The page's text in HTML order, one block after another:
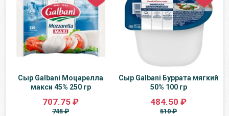
Сыр Galbani Моцарелла
макси 45% 250 гр
707.75 ₽
745 ₽
Сыр Galbani Буррата мягкий
50% 100 гр
484.50 ₽
510 ₽